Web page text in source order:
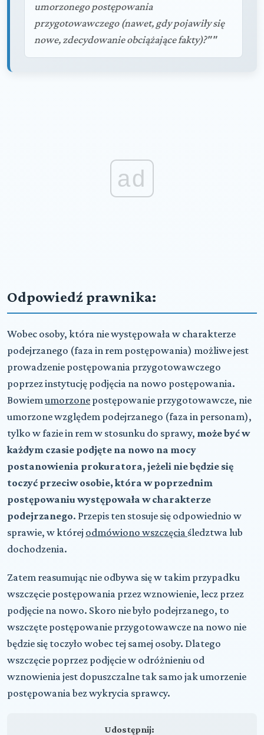
umorzonego postępowania
przygotowawczego (nawet, gdy pojawiły się
nowe, zdecydowanie obciążające fakty)?""
ad
Odpowiedź prawnika:
Wobec osoby, która nie występowała w charakterze
podejrzanego (faza in rem postępowania) możliwe jest
prowadzenie postępowania przygotowawczego
poprzez instytucję podjęcia na nowo postępowania.
Bowiemumorzone postępowanie przygotowawcze, nie
umorzone względem podejrzanego (faza in personam),
tylko w fazie in rem w stosunku do sprawy, może być w
każdym czasie podjęte na nowo na mocy
postanowienia prokuratora, jeżeli nie będzie się
toczyć przeciw osobie, która w poprzednim
postępowaniu występowała w charakterze
podejrzanego. Przepis ten stosuje się odpowiednio w
sprawie, w której odmówiono wszczęcia śledztwa lub
dochodzenia.
Zatem reasumując nie odbywa się w takim przypadku
wszczęcie postępowania przez wznowienie, lecz przez
podjęcie na nowo. Skoro nie było podejrzanego, to
wszczęte postępowanie przygotowawcze na nowo nie
będzie się toczyło wobec tej samej osoby. Dlatego
wszczęcie poprzez podjęcie w odróżnieniu od
wznowienia jest dopuszczalne tak samo jak umorzenie
postępowania bez wykrycia sprawcy.
Udostępnij: